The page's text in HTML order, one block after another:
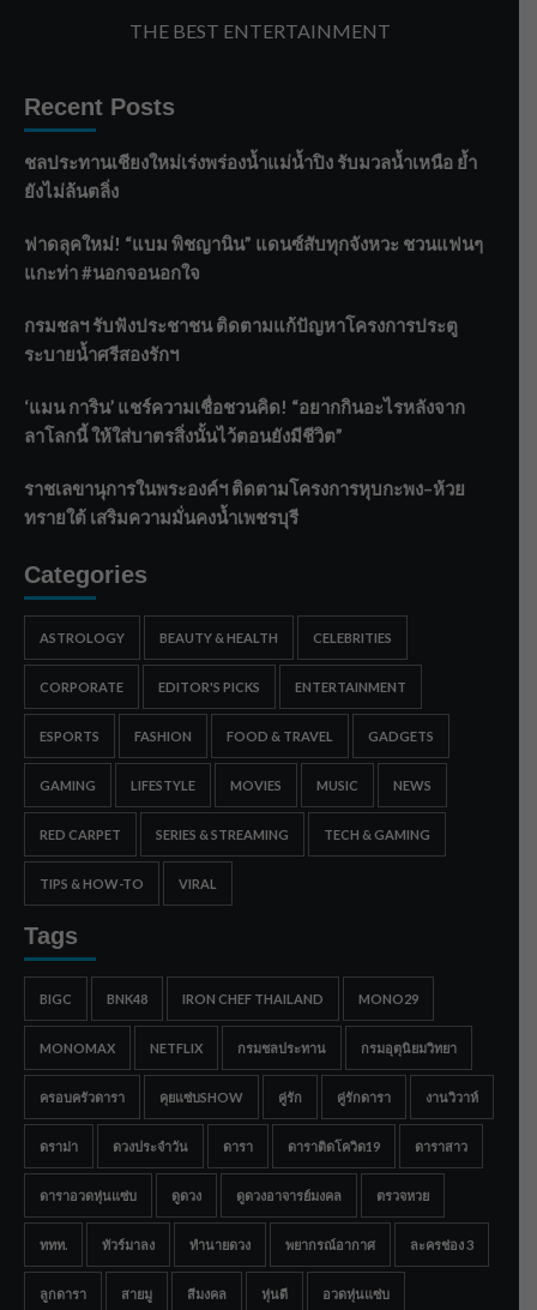
THE BEST ENTERTAINMENT
Recent Posts
ชลประทานเชียงใหม่เร่งพร่องน้ำแม่น้ำปิง รับมวลน้ำเหนือ ย้ำ
ยังไม่ล้นตลิ่ง
ฟาดลุคใหม่! “แบม พิชญานิน” แดนซ์สับทุกจังหวะ ชวนแฟนๆ
แกะท่า #นอกจอนอกใจ
กรมชลฯ รับฟังประชาชน ติดตามแก้ปัญหาโครงการประตู
ระบายน้ำศรีสองรักฯ
‘แมน การิน’ แชร์ความเชื่อชวนคิด! “อยากกินอะไรหลังจาก
ลาโลกนี้ ให้ใส่บาตรสิ่งนั้นไว้ตอนยังมีชีวิต”
ราชเลขานุการในพระองค์ฯ ติดตามโครงการหุบกะพง–ห้วย
ทรายใต้ เสริมความมั่นคงน้ำเพชรบุรี
Categories
ASTROLOGY BEAUTY & HEALTH CELEBRITIES
CORPORATE EDITOR'S PICKS ENTERTAINMENT
ESPORTS FASHION FOOD & TRAVEL GADGETS
GAMING LIFESTYLE MOVIES MUSIC NEWS
RED CARPET SERIES & STREAMING TECH & GAMING
TIPS & HOW-TO VIRAL
Tags
BIGC BNK48 IRON CHEF THAILAND MONO29
MONOMAX NETFLIX กรมชลประทาน กรมอุตุนิยมวิทยา
ครอบครัวดารา คุยแซ่บSHOW คู่รัก คู่รักดารา งานวิวาห์
ดราม่า ดวงประจำวัน ดารา ดาราติดโควิด19 ดาราสาว
ดาราอวดหุ่นแซ่บ ดูดวง ดูดวงอาจารย์มงคล ตรวจหวย
ททท. ทัวร์มาลง ทำนายดวง พยากรณ์อากาศ ละครช่อง 3
ลูกดารา สายมู สีมงคล หุ่นดี อวดหุ่นแซ่บ